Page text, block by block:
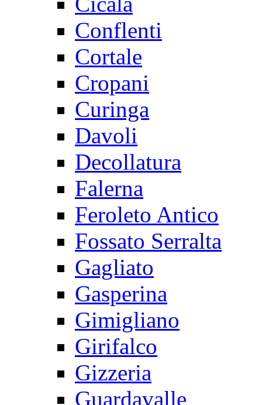
Conflenti
Cortale
Cropani
Curinga
Davoli
Decollatura
Falerna
Feroleto Antico
Fossato Serralta
Gagliato
Gasperina
Gimigliano
Girifalco
Gizzeria
Guardavalle